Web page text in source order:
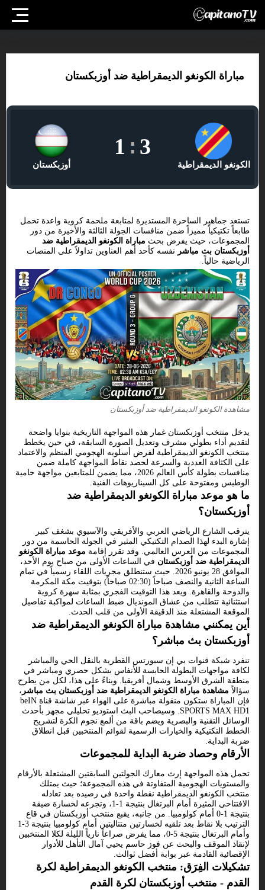
مباراة الكونغو الديمقراطية ضد أوزبكستان
الكونغو الديمقراطية
3
:
1
أوزبكستان
تستعد جماهير الساحرة المستديرة لمتابعة ملحمة كروية واعدة تحمل
طابعاً تكتيكياً مميزاً ضمن منافسات الجولة الثالثة والأخيرة من دور
المجموعات، حيث يفرض بحث مباراة الكونغو الديمقراطية ضد
أوزبكستان بث مباشر نفسه كأحد أهم العناوين تداولاً على المنصات
الرياضية حالياً.
مشاهدة الكونغو الديمقراطية ضد أوزبكستان
يدخل منتخب أوزبكستان غمار هذه المواجهة التاريخية بنوايا واضحة
لتقديم أداء بطولي مشرف وتعديل الصورة السابقة، في حين يخطط
منتخب الكونغو الديمقراطية لفرض أسلوبه الهجومي المنظم والاعتماد
على الكثافة العددية والسرعة لحصد نقاط المواجهة كاملة ضمن
منافسات بطولة كأس العالم 2026، مما يضمن للمتابعين مواجهة حامية
الوطيس ومفتوحة على كل السيناريوهات الفنية.
ما هو موعد مباراة الكونغو الديمقراطية ضد
أوزبكستان؟
يترقب الشارع الرياضي العربي والأفريقي والآسيوي بشغف كبير
إشارة البدء لهذا الصدام التكتيكي المثير في الجولة الحاسمة من دور
المجموعات من العرس العالمي. وقد تقرر إقامة موعد مباراة الكونغو
الديمقراطية ضد أوزبكستان في الساعات الأولى من صباح يوم الأحد،
الموافق 28 يونيو 2026. حيث ستنطلق مجريات اللقاء رسمياً في تمام
الساعة الثانية والنصف صباحاً (02:30 صباحاً) بتوقيت مكة المكرمة
والدوحة والقاهرة. ويعد هذا التوقيت الفجري بمثابة سهرة كروية
استثنائية تتطلب من عشاق المونديال ضبط الساعات لمواكبة تفاصيل
الموقعة المشتعلة منذ الدقيقة الأولى من قلب الحدث.
أين يمكنني مشاهدة مباراة الكونغو الديمقراطية ضد
أوزبكستان بث مباشر؟
تنفرد شبكة قنوات بي إن سبورتس القطرية بالنقل الحي والمباشر
لكافة مواجهات البطولة الحابسة للأنفاس بشكل حصري ومباشر في
منطقة الشرق الأوسط وشمال أفريقيا. وبناءً على هذا، لكل من يطرح
سؤالاً مشاهدة مباراة الكونغو الديمقراطية ضد أوزبكستان بث مباشر ،
فإن المباراة ستكون منقولة مباشرة على الهواء عبر شاشة قناة beIN
SPORTS MAX HD1. وسيصاحب البث استوديو تحليلي مجهز بأحدث
الوسائل التقنية والبصرية ويضم باقة من ألمع نجوم الكرة لتشريح
الخطط التكتيكية والخيارات الرسمية لقوائم المنتخبين قبل انطلاق
ضربة البداية.
الأرقام وحصاد ضربة البداية للمجموعات
تحمل هذه المواجهة إرث معارك الجولتين السابقتين المشتعلة بالأرقام
والمستويات الهجومية المتفاوتة في هذه المجموعة؛ حيث يمتلك
منتخب الكونغو الديمقراطية نقطة واحدة في رصيده بعد تعادله
الافتتاحي المثيرة أمام البرتغال بنتيجة 1-1، وتجرعه لخسارة ضيقة
بنتيجة 1-0 أمام كولومبيا. من جانبه، يقبع منتخب أوزبكستان في قاع
الترتيب بلا نقاط بعد تلقيه لخسارتين متتاليتين أمام كولومبيا بنتيجة 3-1
وأمام البرتغال بنتيجة 5-0، مما يفرض صراعاً نارياً الليلة لكلا المنتخبين
لإنقاذ الموقف والبحث عن فوز حاسم يحيي آمال التأهل للأدوار
الإقصائية القادمة عبر بوابة أفضل ثوالث.
تشكيلات الفِرَق: منتخب الكونغو الديمقراطية لكرة
القدم - منتخب أوزبكستان لكرة القدم